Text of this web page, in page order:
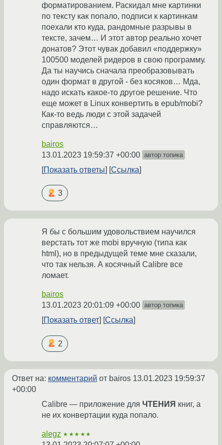
форматированием. Раскидал мне картинки
по тексту как попало, подписи к картинкам
поехали кто куда, рандомные разрывы в
тексте, зачем… И этот автор реально хочет
донатов? Этот чувак добавил «поддержку»
100500 моделей ридеров в свою программу.
Да ты научись сначала преобразовывать
один формат в другой - без косяков… Мда,
надо искать какое-то другое решение. Что
еще может в Linux конвертить в epub/mobi?
Как-то ведь люди с этой задачей
справляются…
bairos
13.01.2023 19:59:37 +00:00 автор топика
Показать ответы Ссылка
3
Я бы с большим удовольствием научился
верстать тот же mobi вручную (типа как
html), но в предыдущей теме мне сказали,
что так нельзя. А косячный Calibre все
ломает.
bairos
13.01.2023 20:01:09 +00:00 автор топика
Показать ответ Ссылка
2
Ответ на: комментарий от bairos 13.01.2023 19:59:37
+00:00
Calibre — приложение для ЧТЕНИЯ книг, а
не их конвертации куда попало.
alegz ★★★★★